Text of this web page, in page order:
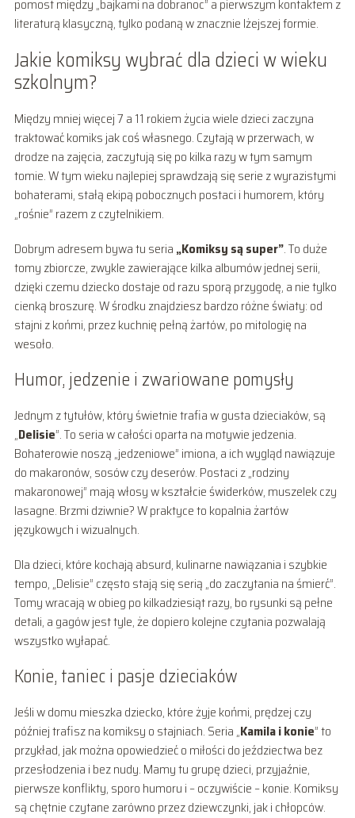
pomost między „bajkami na dobranoc” a pierwszym kontaktem z
literaturą klasyczną, tylko podaną w znacznie lżejszej formie.
Jakie komiksy wybrać dla dzieci w wieku
szkolnym?
Między mniej więcej 7 a 11 rokiem życia wiele dzieci zaczyna
traktować komiks jak coś własnego. Czytają w przerwach, w
drodze na zajęcia, zaczytują się po kilka razy w tym samym
tomie. W tym wieku najlepiej sprawdzają się serie z wyrazistymi
bohaterami, stałą ekipą pobocznych postaci i humorem, który
„rośnie” razem z czytelnikiem.
Dobrym adresem bywa tu seria „Komiksy są super”. To duże
tomy zbiorcze, zwykle zawierające kilka albumów jednej serii,
dzięki czemu dziecko dostaje od razu sporą przygodę, a nie tylko
cienką broszurę. W środku znajdziesz bardzo różne światy: od
stajni z końmi, przez kuchnię pełną żartów, po mitologię na
wesoło.
Humor, jedzenie i zwariowane pomysły
Jednym z tytułów, który świetnie trafia w gusta dzieciaków, są
„Delisie”. To seria w całości oparta na motywie jedzenia.
Bohaterowie noszą „jedzeniowe” imiona, a ich wygląd nawiązuje
do makaronów, sosów czy deserów. Postaci z „rodziny
makaronowej” mają włosy w kształcie świderków, muszelek czy
lasagne. Brzmi dziwnie? W praktyce to kopalnia żartów
językowych i wizualnych.
Dla dzieci, które kochają absurd, kulinarne nawiązania i szybkie
tempo, „Delisie” często stają się serią „do zaczytania na śmierć”.
Tomy wracają w obieg po kilkadziesiąt razy, bo rysunki są pełne
detali, a gagów jest tyle, że dopiero kolejne czytania pozwalają
wszystko wyłapać.
Konie, taniec i pasje dzieciaków
Jeśli w domu mieszka dziecko, które żyje końmi, prędzej czy
później trafisz na komiksy o stajniach. Seria „Kamila i konie” to
przykład, jak można opowiedzieć o miłości do jeździectwa bez
przesłodzenia i bez nudy. Mamy tu grupę dzieci, przyjaźnie,
pierwsze konflikty, sporo humoru i – oczywiście – konie. Komiksy
są chętnie czytane zarówno przez dziewczynki, jak i chłopców.